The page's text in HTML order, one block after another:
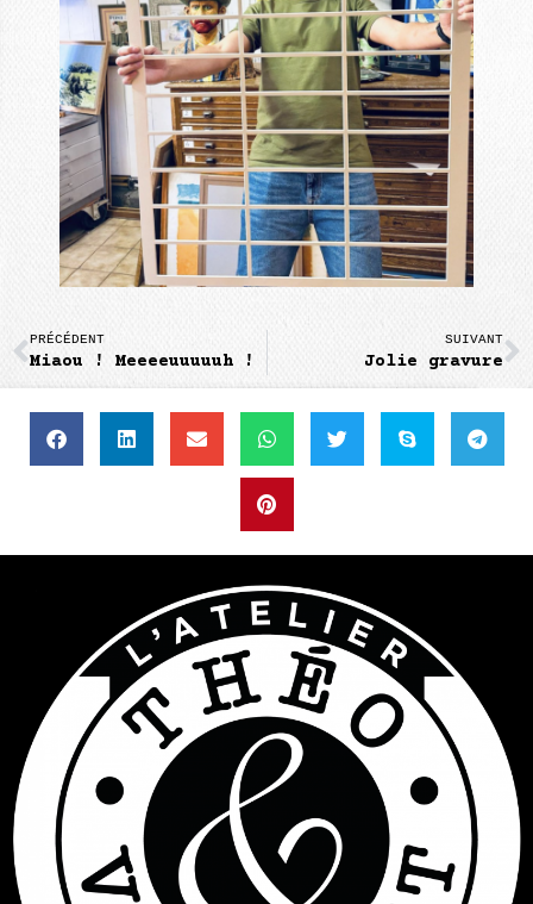
PRÉCÉDENT
Miaou ! Meeeeuuuuuh !
SUIVANT
Jolie gravure